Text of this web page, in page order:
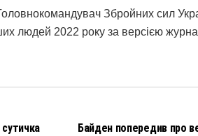
Збройних сил
людей 2022 року за версією
Байден попередив про